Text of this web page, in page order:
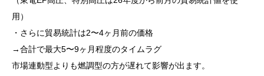
用）
・さらに貿易統計は2〜4ヶ月前の価格
→合計で最大5〜9ヶ月程度のタイムラグ
市場連動型よりも燃調型の方が遅れて影響が出ます。